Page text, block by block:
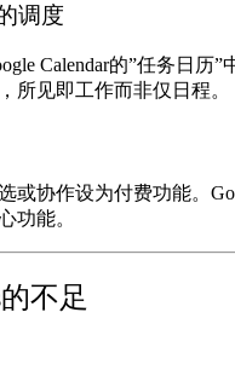
调度
Calendar的”任务日历”
所见即工作而非仅日程。
或协作设为付费功能。
功能。
不足